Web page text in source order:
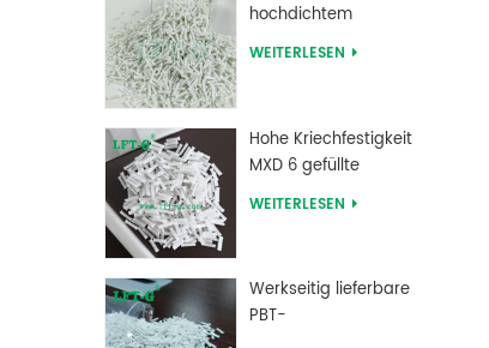
hochdichtem
Polyethylen mit
WEITERLESEN
Hohe Kriechfestigkeit
MXD 6 gefüllte
Langglasfaser-
WEITERLESEN
Werkseitig lieferbare
PBT-